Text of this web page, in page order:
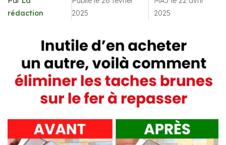
rédaction
2025
2025